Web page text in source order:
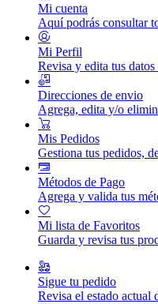
Mi cuenta
Aquí podrás consultar
Mi Perfil
Revisa y edita tus datos
Direcciones de envio
Agrega, edita y/o
Mis Pedidos
Gestiona tus pedidos,
Métodos de Pago
Agrega y valida tus
Mi lista de Favoritos
Guarda y revisa tus
Sigue tu pedido
Revisa el estado actual